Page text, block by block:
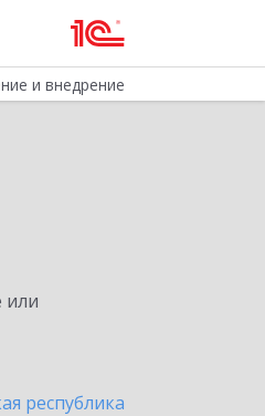
и внедрение
или
республика